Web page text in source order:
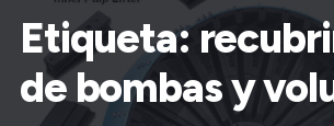
Etiqueta:
de bombas y